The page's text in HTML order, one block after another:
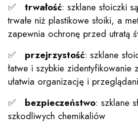
✅ trwałość: szklane słoiczki
trwałe niż plastikowe słoiki, a
zapewnia ochronę przed utratą
✅ przejrzystość: szklane
łatwe i szybkie zidentyfikowanie
ułatwia organizację i
✅ bezpieczeństwo: szklane
szkodliwych chemikaliów